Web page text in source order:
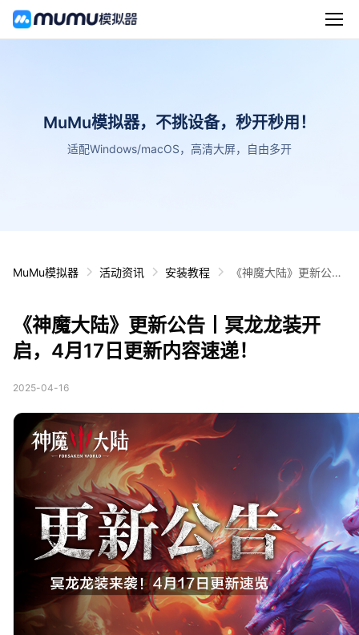
MuMu模拟器，不挑设备，秒开秒用！
适配Windows/macOS，高清大屏，自由多开
MuMu模拟器 活动资讯 安装教程
《神魔大陆》更新公告
《神魔大陆》更新公告丨冥龙龙装开
启，4月17日更新内容速递！
2025-04-16